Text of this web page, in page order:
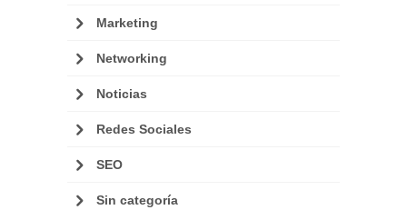
Marketing
Networking
Noticias
Redes Sociales
SEO
Sin categoría